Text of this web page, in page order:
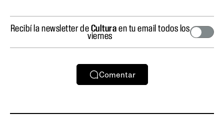
Recibí la newsletter deCulturaen tu email todos los
viernes
Comentar